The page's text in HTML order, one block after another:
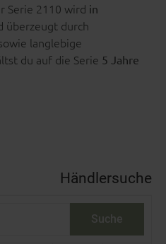
Serie 2110 wird in
überzeugt durch
langlebige
du auf die Serie 5 Jahre
Händlersuche
Suche